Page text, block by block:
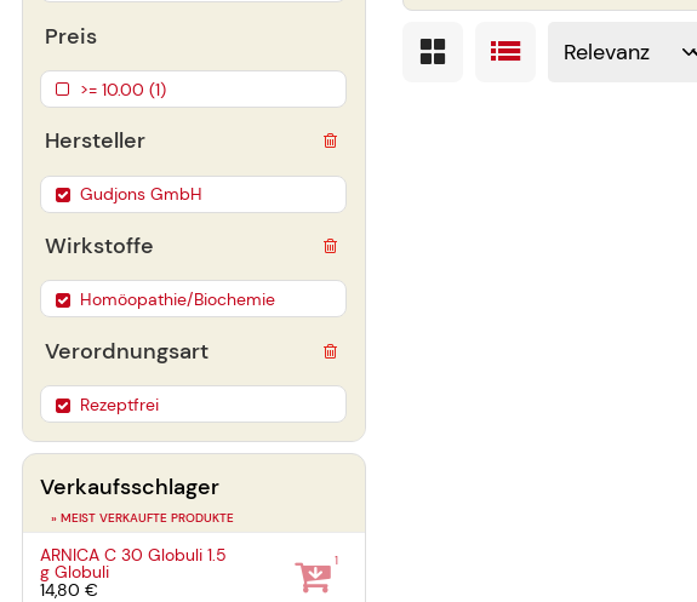
Preis
>= 10.00 (1)
Hersteller
Gudjons GmbH
Wirkstoffe
Homöopathie/Biochemie
Verordnungsart
Rezeptfrei
Verkaufsschlager
» MEIST VERKAUFTE PRODUKTE
ARNICA C 30 Globuli1.5
gGlobuli
14,80 €
1